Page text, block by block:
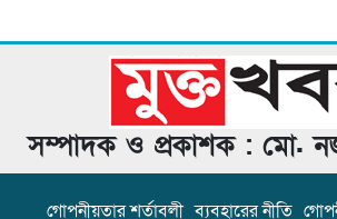
সম্পাদক ও প্রকাশক : মো.
গোপনীয়তার শর্তাবলী ব্যবহারের নীতি